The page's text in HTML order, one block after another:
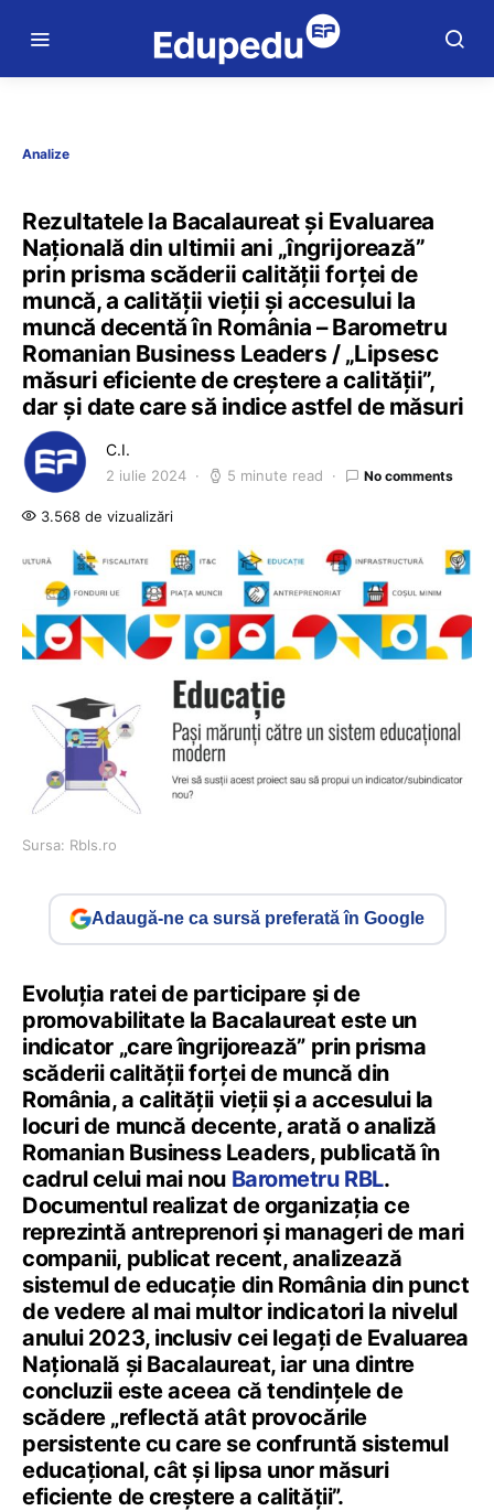
Analize
Rezultatele la Bacalaureat și Evaluarea
Națională din ultimii ani „îngrijorează”
prin prisma scăderii calității forței de
muncă, a calității vieții și accesului la
muncă decentă în România – Barometru
Romanian Business Leaders / „Lipsesc
măsuri eficiente de creștere a calității”,
dar și date care să indice astfel de măsuri
C.I.
2 iulie 2024 5 minute read No comments
3.568 de vizualizări
Sursa: Rbls.ro
Adaugă-ne ca sursă preferată în Google
Evoluția ratei de participare și de
promovabilitate la Bacalaureat este un
indicator „care îngrijorează” prin prisma
scăderii calității forței de muncă din
România, a calității vieții și a accesului la
locuri de muncă decente, arată o analiză
Romanian Business Leaders, publicată în
cadrul celui mai nou Barometru RBL.
Documentul realizat de organizația ce
reprezintă antreprenori și manageri de mari
companii, publicat recent, analizează
sistemul de educație din România din punct
de vedere al mai multor indicatori la nivelul
anului 2023, inclusiv cei legați de Evaluarea
Națională și Bacalaureat, iar una dintre
concluzii este aceea că tendințele de
scădere „reflectă atât provocările
persistente cu care se confruntă sistemul
educațional, cât și lipsa unor măsuri
eficiente de creștere a calității”.